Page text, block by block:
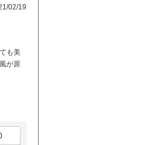
02/19
も美
が原